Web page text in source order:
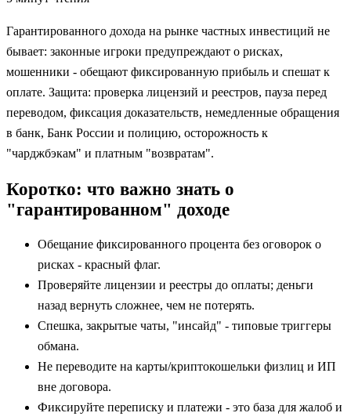
Гарантированного дохода на рынке частных инвестиций не
бывает: законные игроки предупреждают о рисках,
мошенники - обещают фиксированную прибыль и спешат к
оплате. Защита: проверка лицензий и реестров, пауза перед
переводом, фиксация доказательств, немедленные обращения
в банк, Банк России и полицию, осторожность к
"чарджбэкам" и платным "возвратам".
Коротко: что важно знать о
"гарантированном" доходе
Обещание фиксированного процента без оговорок о
рисках - красный флаг.
Проверяйте лицензии и реестры до оплаты; деньги
назад вернуть сложнее, чем не потерять.
Спешка, закрытые чаты, "инсайд" - типовые триггеры
обмана.
Не переводите на карты/криптокошельки физлиц и ИП
вне договора.
Фиксируйте переписку и платежи - это база для жалоб и